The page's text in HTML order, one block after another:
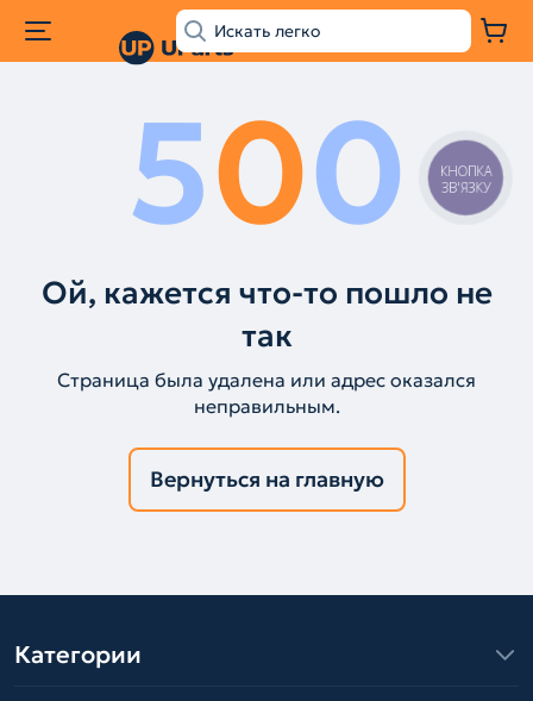
500
Ой, кажется что-то пошло не
так
Страница была удалена или адрес оказался
неправильным.
Вернуться на главную
Категории
КНОПКА
ЗВ'ЯЗКУ